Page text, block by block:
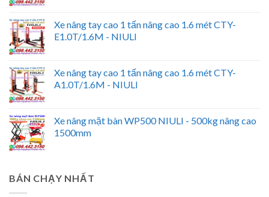
Xe nâng tay cao 1 tấn nâng cao 1.6 mét CTY-
E1.0T/1.6M - NIULI
Xe nâng tay cao 1 tấn nâng cao 1.6 mét CTY-
A1.0T/1.6M - NIULI
Xe nâng mặt bàn WP500 NIULI - 500kg nâng cao
1500mm
BÁN CHẠY NHẤT